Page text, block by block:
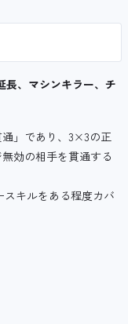
長、マシンキラー、チ
」であり、3×3の正
効の相手を貫通する
キルをある程度カバ